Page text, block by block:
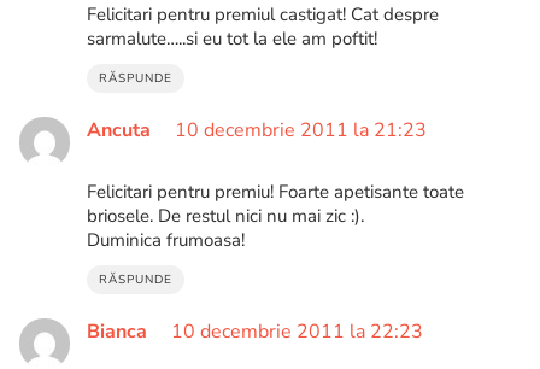
Felicitari pentru premiul castigat! Cat despre
sarmalute…..si eu tot la ele am poftit!
RĂSPUNDE
Ancuta 10 decembrie 2011 la 21:23
Felicitari pentru premiu! Foarte apetisante toate
briosele. De restul nici nu mai zic :).
Duminica frumoasa!
RĂSPUNDE
Bianca 10 decembrie 2011 la 22:23